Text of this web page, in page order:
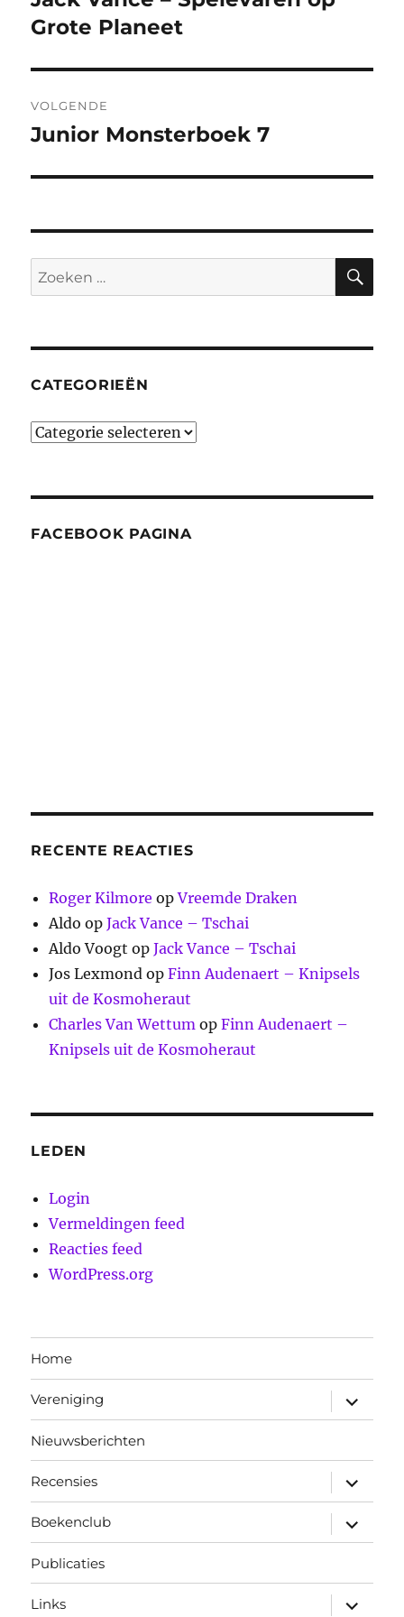
bericht:
Grote Planeet
VOLGENDE
Volgend
Junior Monsterboek 7
Zoeken
naar:
CATEGORIEËN
Categorieën
FACEBOOK PAGINA
RECENTE REACTIES
Roger Kilmore opVreemde Draken
Aldo opJack Vance – Tschai
Aldo Voogt opJack Vance – Tschai
Jos Lexmond opFinn Audenaert – Knipsels
uit de Kosmoheraut
Charles Van Wettum opFinn Audenaert –
Knipsels uit de Kosmoheraut
LEDEN
Login
Vermeldingen feed
Reacties feed
WordPress.org
Home
Vereniging
Nieuwsberichten
Recensies
Boekenclub
Publicaties
Links